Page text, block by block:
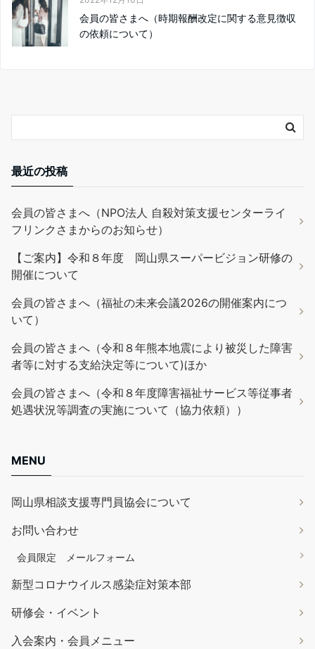
会員の皆さまへ（時期報酬改定に関する意見徴収
の依頼について）
最近の投稿
会員の皆さまへ（NPO法人 自殺対策支援センターライ
フリンクさまからのお知らせ）
【ご案内】令和８年度 岡山県スーパービジョン研修の
開催について
会員の皆さまへ（福祉の未来会議2026の開催案内につ
いて）
会員の皆さまへ（令和８年熊本地震により被災した障害
者等に対する支給決定等について)ほか
会員の皆さまへ（令和８年度障害福祉サービス等従事者
処遇状況等調査の実施について（協力依頼））
MENU
岡山県相談支援専門員協会について
お問い合わせ
会員限定 メールフォーム
新型コロナウイルス感染症対策本部
研修会・イベント
入会案内・会員メニュー